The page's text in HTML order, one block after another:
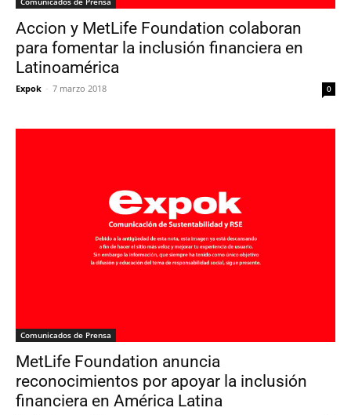
Accion y MetLife Foundation colaboran
para fomentar la inclusión financiera en
Latinoamérica
Expok - 7 marzo 2018 0
Comunicados de Prensa
MetLife Foundation anuncia
reconocimientos por apoyar la inclusión
financiera en América Latina